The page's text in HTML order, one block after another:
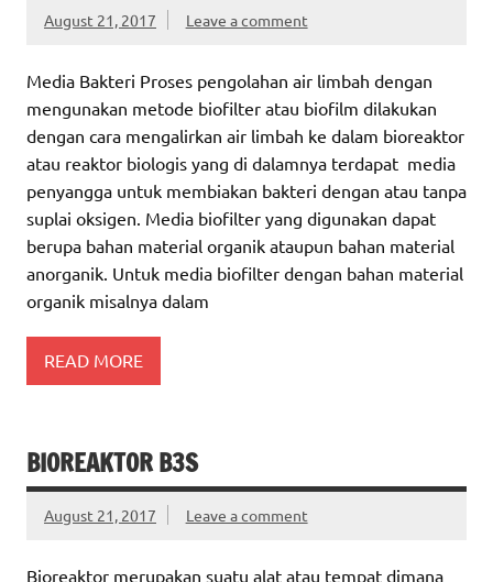
August 21, 2017 Leave a comment
Media Bakteri Proses pengolahan air limbah dengan
mengunakan metode biofilter atau biofilm dilakukan
dengan cara mengalirkan air limbah ke dalam bioreaktor
atau reaktor biologis yang di dalamnya terdapat media
penyangga untuk membiakan bakteri dengan atau tanpa
suplai oksigen. Media biofilter yang digunakan dapat
berupa bahan material organik ataupun bahan material
anorganik. Untuk media biofilter dengan bahan material
organik misalnya dalam
READ MORE
BIOREAKTOR B3S
August 21, 2017 Leave a comment
Bioreaktor merupakan suatu alat atau tempat dimana